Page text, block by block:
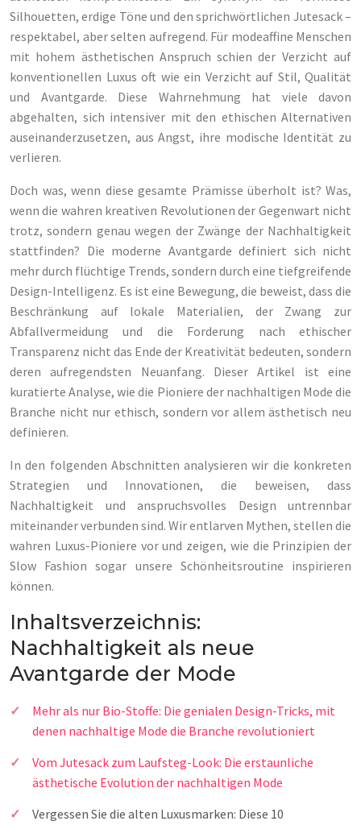
Silhouetten, erdige Töne und den sprichwörtlichen Jutesack –
respektabel, aber selten aufregend. Für modeaffine Menschen
mit hohem ästhetischen Anspruch schien der Verzicht auf
konventionellen Luxus oft wie ein Verzicht auf Stil, Qualität
und Avantgarde. Diese Wahrnehmung hat viele davon
abgehalten, sich intensiver mit den ethischen Alternativen
auseinanderzusetzen, aus Angst, ihre modische Identität zu
verlieren.
Doch was, wenn diese gesamte Prämisse überholt ist? Was,
wenn die wahren kreativen Revolutionen der Gegenwart nicht
trotz, sondern genau wegen der Zwänge der Nachhaltigkeit
stattfinden? Die moderne Avantgarde definiert sich nicht
mehr durch flüchtige Trends, sondern durch eine tiefgreifende
Design-Intelligenz. Es ist eine Bewegung, die beweist, dass die
Beschränkung auf lokale Materialien, der Zwang zur
Abfallvermeidung und die Forderung nach ethischer
Transparenz nicht das Ende der Kreativität bedeuten, sondern
deren aufregendsten Neuanfang. Dieser Artikel ist eine
kuratierte Analyse, wie die Pioniere der nachhaltigen Mode die
Branche nicht nur ethisch, sondern vor allem ästhetisch neu
definieren.
In den folgenden Abschnitten analysieren wir die konkreten
Strategien und Innovationen, die beweisen, dass
Nachhaltigkeit und anspruchsvolles Design untrennbar
miteinander verbunden sind. Wir entlarven Mythen, stellen die
wahren Luxus-Pioniere vor und zeigen, wie die Prinzipien der
Slow Fashion sogar unsere Schönheitsroutine inspirieren
können.
Inhaltsverzeichnis:
Nachhaltigkeit als neue
Avantgarde der Mode
Mehr als nur Bio-Stoffe: Die genialen Design-Tricks, mit
denen nachhaltige Mode die Branche revolutioniert
Vom Jutesack zum Laufsteg-Look: Die erstaunliche
ästhetische Evolution der nachhaltigen Mode
Vergessen Sie die alten Luxusmarken: Diese 10